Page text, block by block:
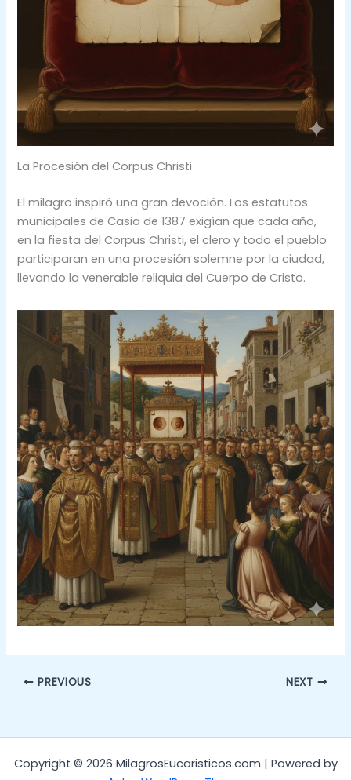
La Procesión del Corpus Christi
El milagro inspiró una gran devoción. Los estatutos
municipales de Casia de 1387 exigían que cada año,
en la fiesta del Corpus Christi, el clero y todo el pueblo
participaran en una procesión solemne por la ciudad,
llevando la venerable reliquia del Cuerpo de Cristo.
PREVIOUS NEXT
Copyright © 2026 MilagrosEucaristicos.com | Powered by